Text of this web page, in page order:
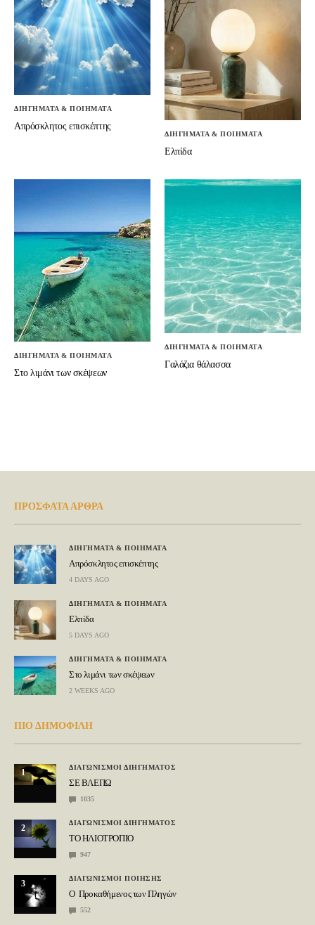
ΔΙΗΓΗΜΑΤΑ & ΠΟΙΗΜΑΤΑ
Απρόσκλητος επισκέπτης
ΔΙΗΓΗΜΑΤΑ & ΠΟΙΗΜΑΤΑ
Ελπίδα
ΔΙΗΓΗΜΑΤΑ & ΠΟΙΗΜΑΤΑ
Στο λιμάνι των σκέψεων
ΔΙΗΓΗΜΑΤΑ & ΠΟΙΗΜΑΤΑ
Γαλάζια θάλασσα
ΠΡΟΣΦΑΤΑ ΑΡΘΡΑ
ΔΙΗΓΗΜΑΤΑ & ΠΟΙΗΜΑΤΑ
Απρόσκλητος επισκέπτης
4 DAYS AGO
ΔΙΗΓΗΜΑΤΑ & ΠΟΙΗΜΑΤΑ
Ελπίδα
5 DAYS AGO
ΔΙΗΓΗΜΑΤΑ & ΠΟΙΗΜΑΤΑ
Στο λιμάνι των σκέψεων
2 WEEKS AGO
ΠΙΟ ΔΗΜΟΦΙΛΗ
1
ΔΙΑΓΩΝΙΣΜΟΙ ΔΙΗΓΗΜΑΤΟΣ
ΣΕ ΒΛΕΠΩ
1035
2
ΔΙΑΓΩΝΙΣΜΟΙ ΔΙΗΓΗΜΑΤΟΣ
ΤΟ ΗΛΙΟΤΡΟΠΙΟ
947
3
ΔΙΑΓΩΝΙΣΜΟΙ ΠΟΙΗΣΗΣ
Ο Προκαθήμενος των Πληγών
552